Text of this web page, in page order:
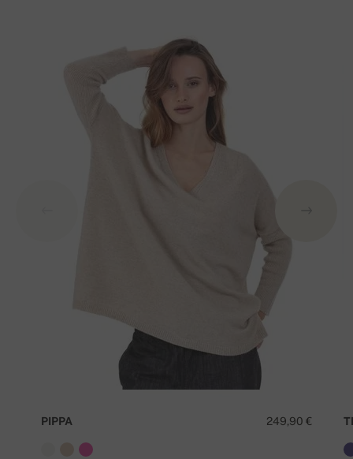
249,90 €
PIPPA